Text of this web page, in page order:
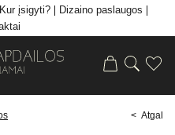
Kur įsigyti?
Dizaino paslaugos
< Atgal